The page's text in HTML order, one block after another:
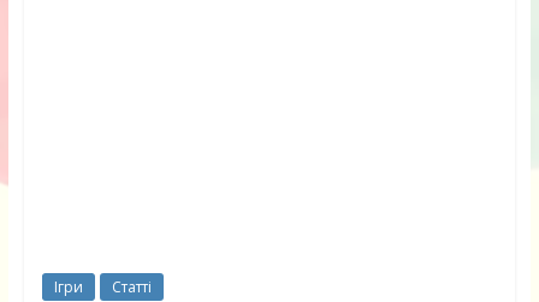
Ігри Статті